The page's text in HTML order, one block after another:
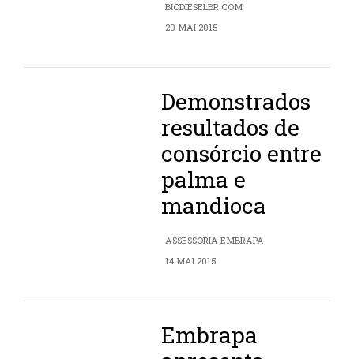
BIODIESELBR.COM
20 MAI 2015
Demonstrados
resultados de
consórcio entre
palma e
mandioca
ASSESSORIA EMBRAPA
14 MAI 2015
Embrapa